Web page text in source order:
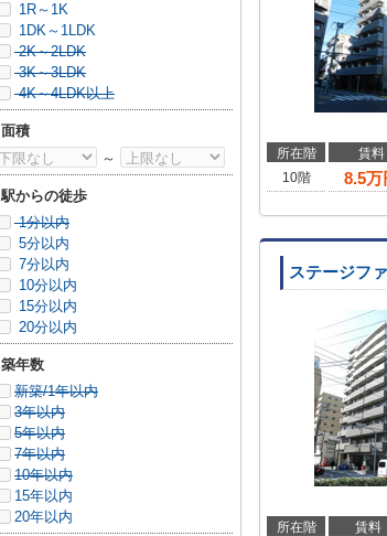
所在階 賃料
10階
8.5万
ステージフ
所在階 賃料
1R～1K
1DK～1LDK
2K～2LDK
3K～3LDK
4K～4LDK以上
面積
～
駅からの徒歩
1分以内
5分以内
7分以内
10分以内
15分以内
20分以内
築年数
新築/1年以内
3年以内
5年以内
7年以内
10年以内
15年以内
20年以内